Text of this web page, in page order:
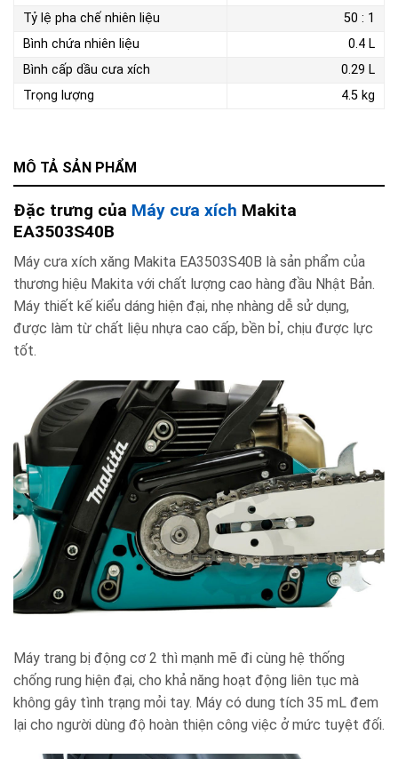
MÔ TẢ SẢN PHẨM
Đặc trưng của Máy cưa xích Makita
EA3503S40B
Máy cưa xích xăng Makita EA3503S40B là sản phẩm của
thương hiệu Makita với chất lượng cao hàng đầu Nhật Bản.
Máy thiết kế kiểu dáng hiện đại, nhẹ nhàng dễ sử dụng,
được làm từ chất liệu nhựa cao cấp, bền bỉ, chịu được lực
tốt.
Máy trang bị động cơ 2 thì mạnh mẽ đi cùng hệ thống
chống rung hiện đại, cho khả năng hoạt động liên tục mà
không gây tình trạng mỏi tay. Máy có dung tích 35 mL đem
lại cho người dùng độ hoàn thiện công việc ở mức tuyệt đối.
Tỷ lệ pha chế nhiên liệu
50 : 1
Bình chứa nhiên liệu
0.4 L
Bình cấp dầu cưa xích
0.29 L
Trọng lượng
4.5 kg